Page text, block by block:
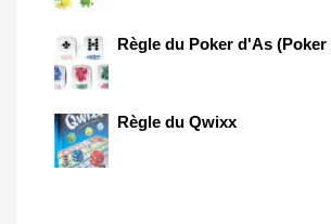
Règle du Poker d'As (Poker
Règle du Qwixx